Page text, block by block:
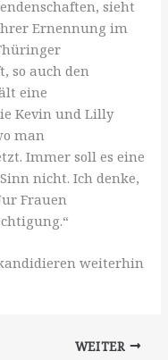
sieht
Ernennung im
so auch den
eine
Kevin und Lilly
man
Immer soll es eine
nicht. Ich denke,
Frauen
weiterhin
WEITER